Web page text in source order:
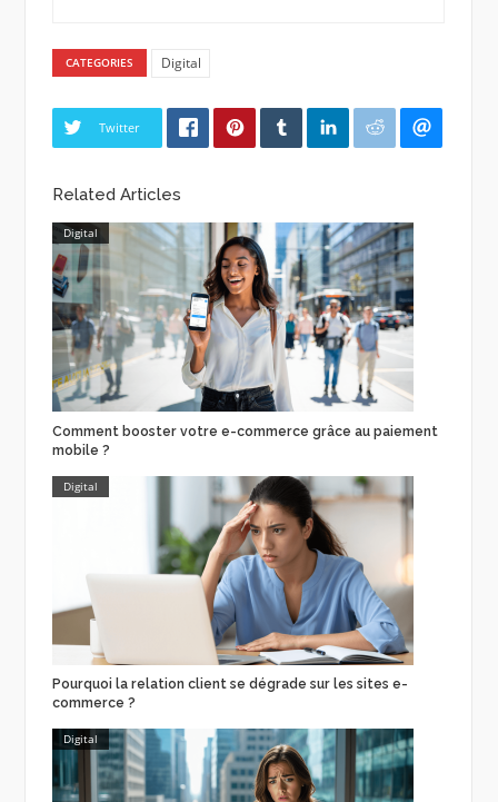
CATEGORIES Digital
Twitter
Related Articles
Digital
Comment booster votre e-commerce grâce au paiement
mobile ?
Digital
Pourquoi la relation client se dégrade sur les sites e-
commerce ?
Digital